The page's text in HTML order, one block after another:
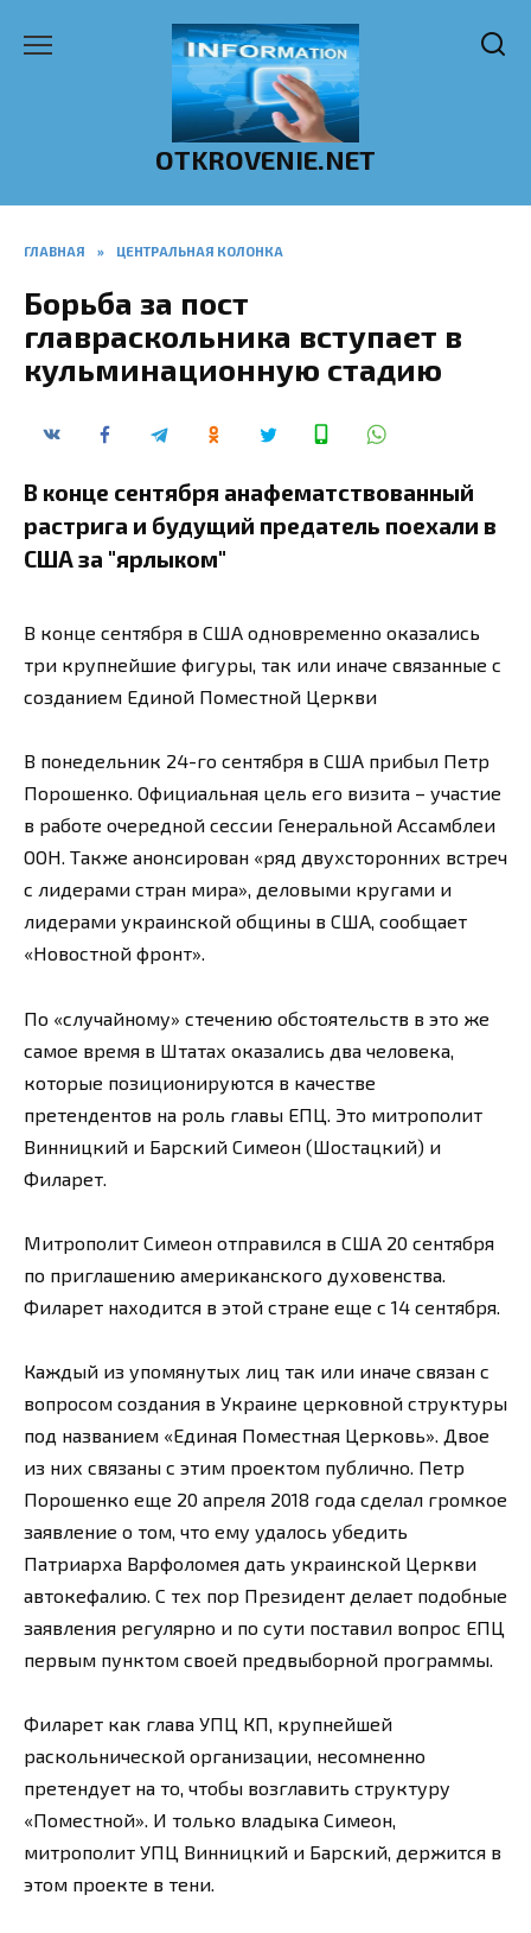
OTKROVENIE.NET
ГЛАВНАЯ » ЦЕНТРАЛЬНАЯ КОЛОНКА
Борьба за пост
главраскольника вступает в
кульминационную стадию
В конце сентября анафематствованный
растрига и будущий предатель поехали в
США за "ярлыком"
В конце сентября в США одновременно оказались
три крупнейшие фигуры, так или иначе связанные с
созданием Единой Поместной Церкви
В понедельник 24-го сентября в США прибыл Петр
Порошенко. Официальная цель его визита – участие
в работе очередной сессии Генеральной Ассамблеи
ООН. Также анонсирован «ряд двухсторонних встреч
с лидерами стран мира», деловыми кругами и
лидерами украинской общины в США, сообщает
«Новостной фронт».
По «случайному» стечению обстоятельств в это же
самое время в Штатах оказались два человека,
которые позиционируются в качестве
претендентов на роль главы ЕПЦ. Это митрополит
Винницкий и Барский Симеон (Шостацкий) и
Филарет.
Митрополит Симеон отправился в США 20 сентября
по приглашению американского духовенства.
Филарет находится в этой стране еще с 14 сентября.
Каждый из упомянутых лиц так или иначе связан с
вопросом создания в Украине церковной структуры
под названием «Единая Поместная Церковь». Двое
из них связаны с этим проектом публично. Петр
Порошенко еще 20 апреля 2018 года сделал громкое
заявление о том, что ему удалось убедить
Патриарха Варфоломея дать украинской Церкви
автокефалию. С тех пор Президент делает подобные
заявления регулярно и по сути поставил вопрос ЕПЦ
первым пунктом своей предвыборной программы.
Филарет как глава УПЦ КП, крупнейшей
раскольнической организации, несомненно
претендует на то, чтобы возглавить структуру
«Поместной». И только владыка Симеон,
митрополит УПЦ Винницкий и Барский, держится в
этом проекте в тени.